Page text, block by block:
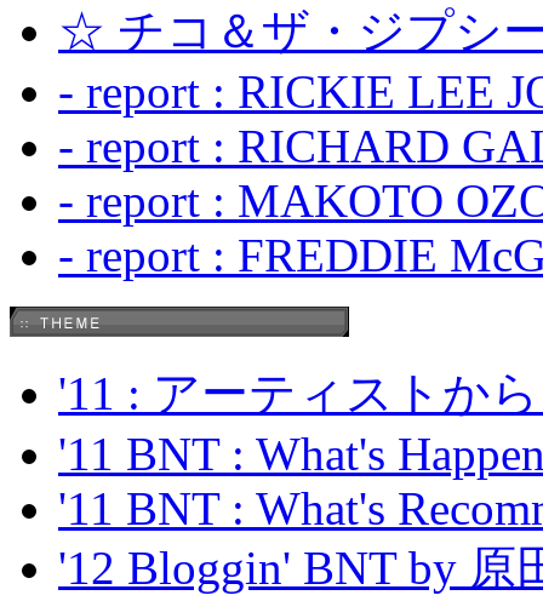
☆ チコ＆ザ・ジプシ
- report : RICKIE LEE
- report : RICHARD
- report : MAKOTO
- report : FREDDIE
'11 : アーティストか
'11 BNT : What's
'11 BNT : What's
'12 Bloggin' BNT by 原